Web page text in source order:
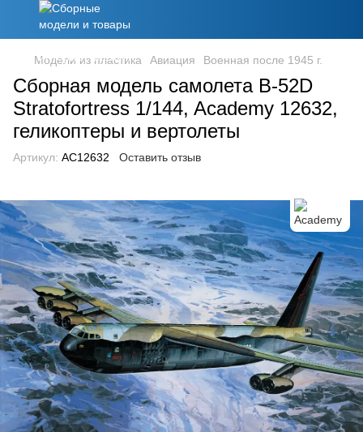
Модели из пластика Авиация Военная после 1945 г.
Сборная модель самолета B-52D
Stratofortress 1/144, Academy 12632,
геликоптеры и вертолеты
Артикул: AC12632 Оставить отзыв